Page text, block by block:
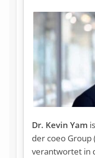
Dr. Kevin Yam
der coeo Group
verantwortet in